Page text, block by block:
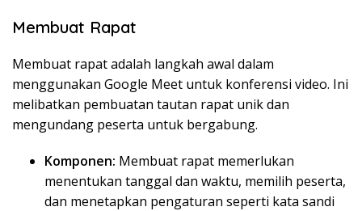
Membuat Rapat
Membuat rapat adalah langkah awal dalam
menggunakan Google Meet untuk konferensi video. Ini
melibatkan pembuatan tautan rapat unik dan
mengundang peserta untuk bergabung.
Komponen: Membuat rapat memerlukan
menentukan tanggal dan waktu, memilih peserta,
dan menetapkan pengaturan seperti kata sandi